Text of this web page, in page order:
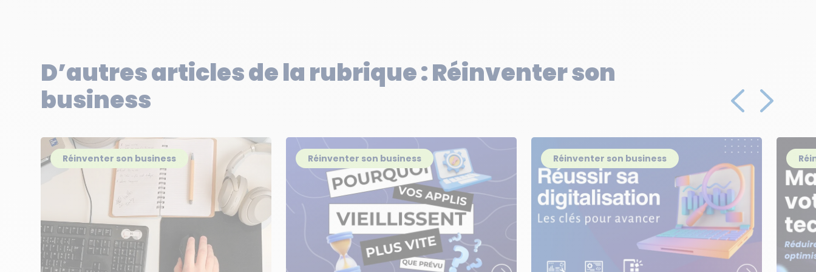
D’autres articles de la rubrique : Réinventer son
business
Réinventer son business Réinventer son business Réinventer son business